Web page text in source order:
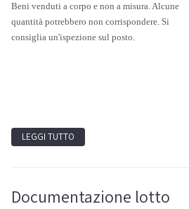
Beni venduti a corpo e non a misura. Alcune
quantità potrebbero non corrispondere. Si
consiglia un'ispezione sul posto.
LEGGI TUTTO
Documentazione lotto